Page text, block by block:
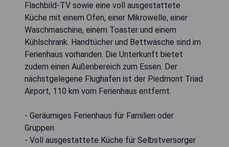
Flachbild-TV sowie eine voll ausgestattete
Küche mit einem Ofen, einer Mikrowelle, einer
Waschmaschine, einem Toaster und einem
Kühlschrank. Handtücher und Bettwäsche sind im
Ferienhaus vorhanden. Die Unterkunft bietet
zudem einen Außenbereich zum Essen. Der
nächstgelegene Flughafen ist der Piedmont Triad
Airport, 110 km vom Ferienhaus entfernt.
- Geräumiges Ferienhaus für Familien oder
Gruppen
- Voll ausgestattete Küche für Selbstversorger